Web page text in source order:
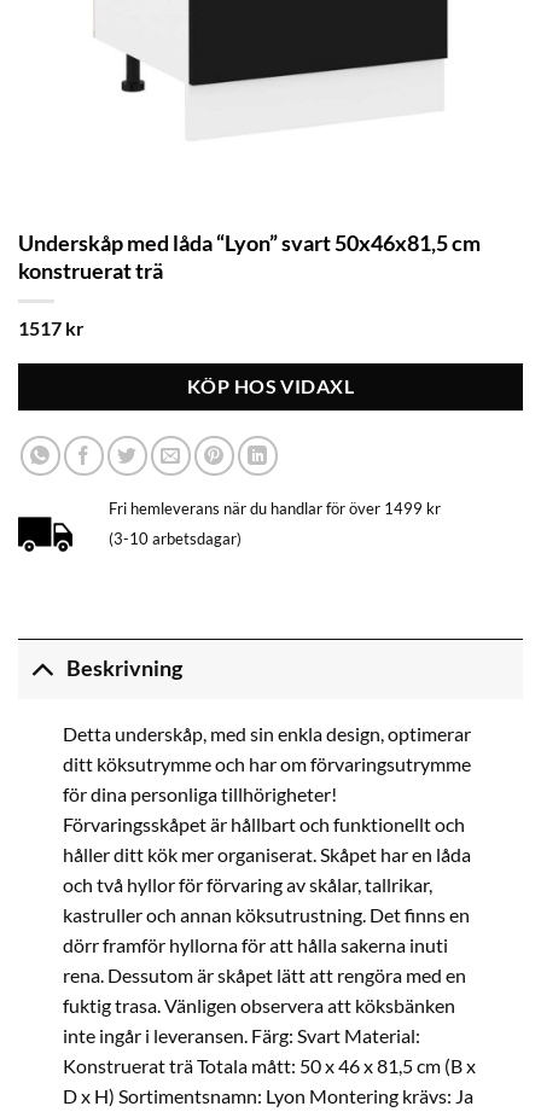
Underskåp med låda “Lyon” svart 50x46x81,5 cm
konstruerat trä
1517 kr
KÖP HOS VIDAXL
Fri hemleverans när du handlar för över 1499 kr
(3-10 arbetsdagar)
Beskrivning
Detta underskåp, med sin enkla design, optimerar
ditt köksutrymme och har om förvaringsutrymme
för dina personliga tillhörigheter!
Förvaringsskåpet är hållbart och funktionellt och
håller ditt kök mer organiserat. Skåpet har en låda
och två hyllor för förvaring av skålar, tallrikar,
kastruller och annan köksutrustning. Det finns en
dörr framför hyllorna för att hålla sakerna inuti
rena. Dessutom är skåpet lätt att rengöra med en
fuktig trasa. Vänligen observera att köksbänken
inte ingår i leveransen. Färg: Svart Material:
Konstruerat trä Totala mått: 50 x 46 x 81,5 cm (B x
D x H) Sortimentsnamn: Lyon Montering krävs: Ja